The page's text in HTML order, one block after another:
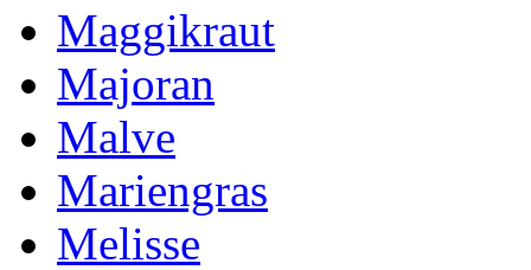
Maggikraut
Majoran
Malve
Mariengras
Melisse